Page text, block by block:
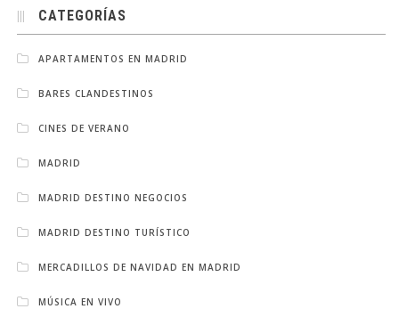
CATEGORÍAS
APARTAMENTOS EN MADRID
BARES CLANDESTINOS
CINES DE VERANO
MADRID
MADRID DESTINO NEGOCIOS
MADRID DESTINO TURÍSTICO
MERCADILLOS DE NAVIDAD EN MADRID
MÚSICA EN VIVO